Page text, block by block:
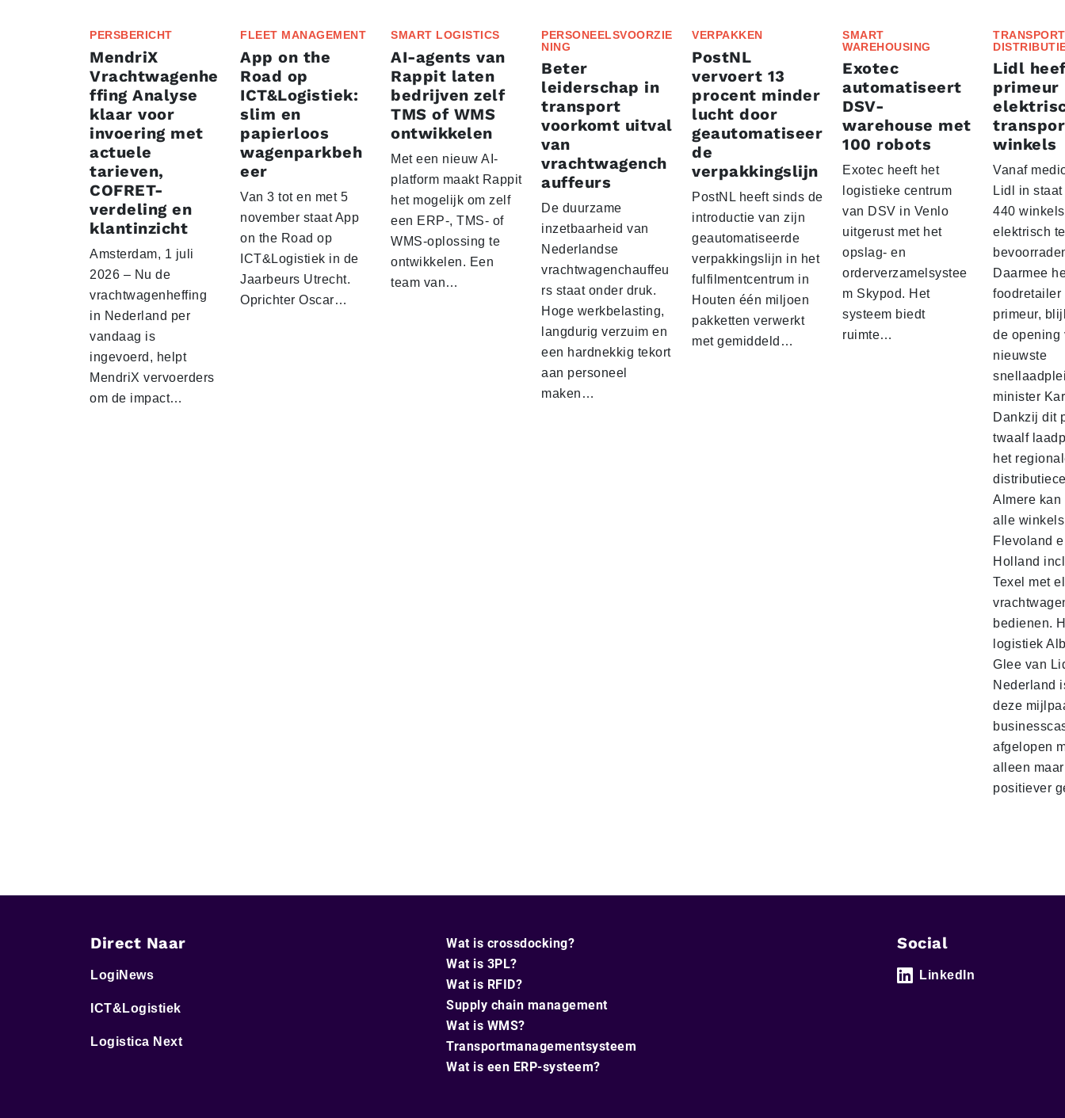
PERSBERICHT
MendriX
Vrachtwagenhe
ffing Analyse
klaar voor
invoering met
actuele
tarieven,
COFRET-
verdeling en
klantinzicht
Amsterdam, 1 juli
2026 – Nu de
vrachtwagenheffing
in Nederland per
vandaag is
ingevoerd, helpt
MendriX vervoerders
om de impact…
FLEET MANAGEMENT
App on the
Road op
ICT&Logistiek:
slim en
papierloos
wagenparkbeh
eer
Van 3 tot en met 5
november staat App
on the Road op
ICT&Logistiek in de
Jaarbeurs Utrecht.
Oprichter Oscar…
SMART LOGISTICS
AI-agents van
Rappit laten
bedrijven zelf
TMS of WMS
ontwikkelen
Met een nieuw AI-
platform maakt Rappit
het mogelijk om zelf
een ERP-, TMS- of
WMS-oplossing te
ontwikkelen. Een
team van…
PERSONEELSVOORZIE
NING
Beter
leiderschap in
transport
voorkomt uitval
van
vrachtwagench
auffeurs
De duurzame
inzetbaarheid van
Nederlandse
vrachtwagenchauffeu
rs staat onder druk.
Hoge werkbelasting,
langdurig verzuim en
een hardnekkig tekort
aan personeel
maken…
VERPAKKEN
PostNL
vervoert 13
procent minder
lucht door
geautomatiseer
de
verpakkingslijn
PostNL heeft sinds de
introductie van zijn
geautomatiseerde
verpakkingslijn in het
fulfilmentcentrum in
Houten één miljoen
pakketten verwerkt
met gemiddeld…
SMART
WAREHOUSING
Exotec
automatiseert
DSV-
warehouse met
100 robots
Exotec heeft het
logistieke centrum
van DSV in Venlo
uitgerust met het
opslag- en
orderverzamelsystee
m Skypod. Het
systeem biedt
ruimte…
Lidl
primeur
winkels
Vanaf
Lidl in
440 winkels
elektrisch te
Daarmee
foodretailer
primeur,
de opening
nieuwste
minister
Dankzij dit
twaalf
het
Almere
alle
Flevoland
Holland
Texel met
bedienen.
logistiek
Glee van
Nederland
deze
afgelopen
alleen maar
positiever
Direct Naar
LogiNews
ICT&Logistiek
Logistica Next
Wat is crossdocking?
Wat is 3PL?
Wat is RFID?
Supply chain management
Wat is WMS?
Transportmanagementsysteem
Wat is een ERP-systeem?
Social
LinkedIn